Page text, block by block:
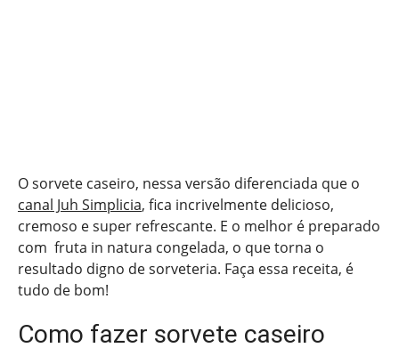
O sorvete caseiro, nessa versão diferenciada que o
canal Juh Simplicia, fica incrivelmente delicioso,
cremoso e super refrescante. E o melhor é preparado
com fruta in natura congelada, o que torna o
resultado digno de sorveteria. Faça essa receita, é
tudo de bom!
Como fazer sorvete caseiro